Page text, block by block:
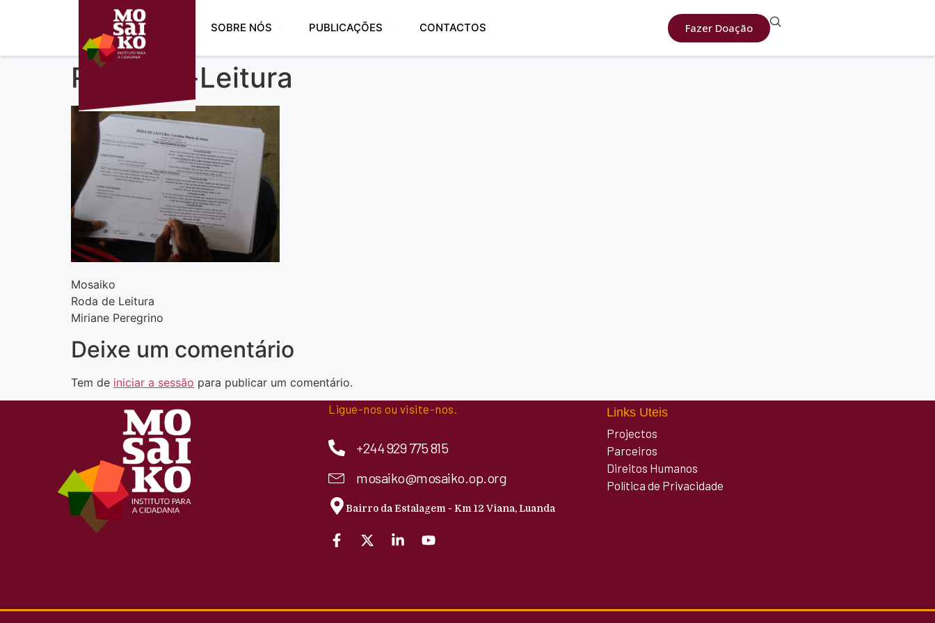
SOBRE NÓS PUBLICAÇÕES CONTACTOS Fazer Doação
Roda-de-Leitura
Mosaiko
Roda de Leitura
Miriane Peregrino
Deixe um comentário
Tem de iniciar a sessão para publicar um comentário.
Ligue-nos ou visite-nos.
+244 929 775 815
mosaiko@mosaiko.op.org
Bairro da Estalagem - Km 12 Viana, Luanda
Links Uteis
Projectos
Parceiros
Direitos Humanos
Política de Privacidade